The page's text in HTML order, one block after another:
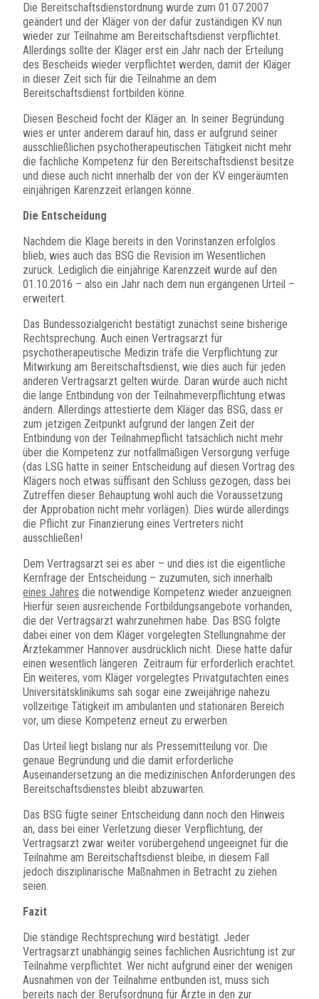
Die Bereitschaftsdienstordnung wurde zum 01.07.2007
geändert und der Kläger von der dafür zuständigen KV nun
wieder zur Teilnahme am Bereitschaftsdienst verpflichtet.
Allerdings sollte der Kläger erst ein Jahr nach der Erteilung
des Bescheids wieder verpflichtet werden, damit der Kläger
in dieser Zeit sich für die Teilnahme an dem
Bereitschaftsdienst fortbilden könne.
Diesen Bescheid focht der Kläger an. In seiner Begründung
wies er unter anderem darauf hin, dass er aufgrund seiner
ausschließlichen psychotherapeutischen Tätigkeit nicht mehr
die fachliche Kompetenz für den Bereitschaftsdienst besitze
und diese auch nicht innerhalb der von der KV eingeräumten
einjährigen Karenzzeit erlangen könne.
Die Entscheidung
Nachdem die Klage bereits in den Vorinstanzen erfolglos
blieb, wies auch das BSG die Revision im Wesentlichen
zurück. Lediglich die einjährige Karenzzeit wurde auf den
01.10.2016 – also ein Jahr nach dem nun ergangenen Urteil –
erweitert.
Das Bundessozialgericht bestätigt zunächst seine bisherige
Rechtsprechung. Auch einen Vertragsarzt für
psychotherapeutische Medizin träfe die Verpflichtung zur
Mitwirkung am Bereitschaftsdienst, wie dies auch für jeden
anderen Vertragsarzt gelten würde. Daran würde auch nicht
die lange Entbindung von der Teilnahmeverpflichtung etwas
ändern. Allerdings attestierte dem Kläger das BSG, dass er
zum jetzigen Zeitpunkt aufgrund der langen Zeit der
Entbindung von der Teilnahmepflicht tatsächlich nicht mehr
über die Kompetenz zur notfallmäßigen Versorgung verfüge
(das LSG hatte in seiner Entscheidung auf diesen Vortrag des
Klägers noch etwas süffisant den Schluss gezogen, dass bei
Zutreffen dieser Behauptung wohl auch die Voraussetzung
der Approbation nicht mehr vorlägen). Dies würde allerdings
die Pflicht zur Finanzierung eines Vertreters nicht
ausschließen!
Dem Vertragsarzt sei es aber – und dies ist die eigentliche
Kernfrage der Entscheidung – zuzumuten, sich innerhalb
eines Jahres die notwendige Kompetenz wieder anzueignen.
Hierfür seien ausreichende Fortbildungsangebote vorhanden,
die der Vertragsarzt wahrzunehmen habe. Das BSG folgte
dabei einer von dem Kläger vorgelegten Stellungnahme der
Ärztekammer Hannover ausdrücklich nicht. Diese hatte dafür
einen wesentlich längeren Zeitraum für erforderlich erachtet.
Ein weiteres, vom Kläger vorgelegtes Privatgutachten eines
Universitätsklinikums sah sogar eine zweijährige nahezu
vollzeitige Tätigkeit im ambulanten und stationären Bereich
vor, um diese Kompetenz erneut zu erwerben.
Das Urteil liegt bislang nur als Pressemitteilung vor. Die
genaue Begründung und die damit erforderliche
Auseinandersetzung an die medizinischen Anforderungen des
Bereitschaftsdienstes bleibt abzuwarten.
Das BSG fügte seiner Entscheidung dann noch den Hinweis
an, dass bei einer Verletzung dieser Verpflichtung, der
Vertragsarzt zwar weiter vorübergehend ungeeignet für die
Teilnahme am Bereitschaftsdienst bleibe, in diesem Fall
jedoch disziplinarische Maßnahmen in Betracht zu ziehen
seien.
Fazit
Die ständige Rechtsprechung wird bestätigt. Jeder
Vertragsarzt unabhängig seines fachlichen Ausrichtung ist zur
Teilnahme verpflichtet. Wer nicht aufgrund einer der wenigen
Ausnahmen von der Teilnahme entbunden ist, muss sich
bereits nach der Berufsordnung für Ärzte in den zur